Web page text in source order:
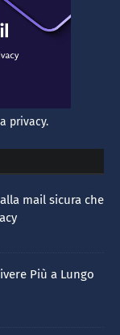
privacy.
mail sicura che
Più a Lungo